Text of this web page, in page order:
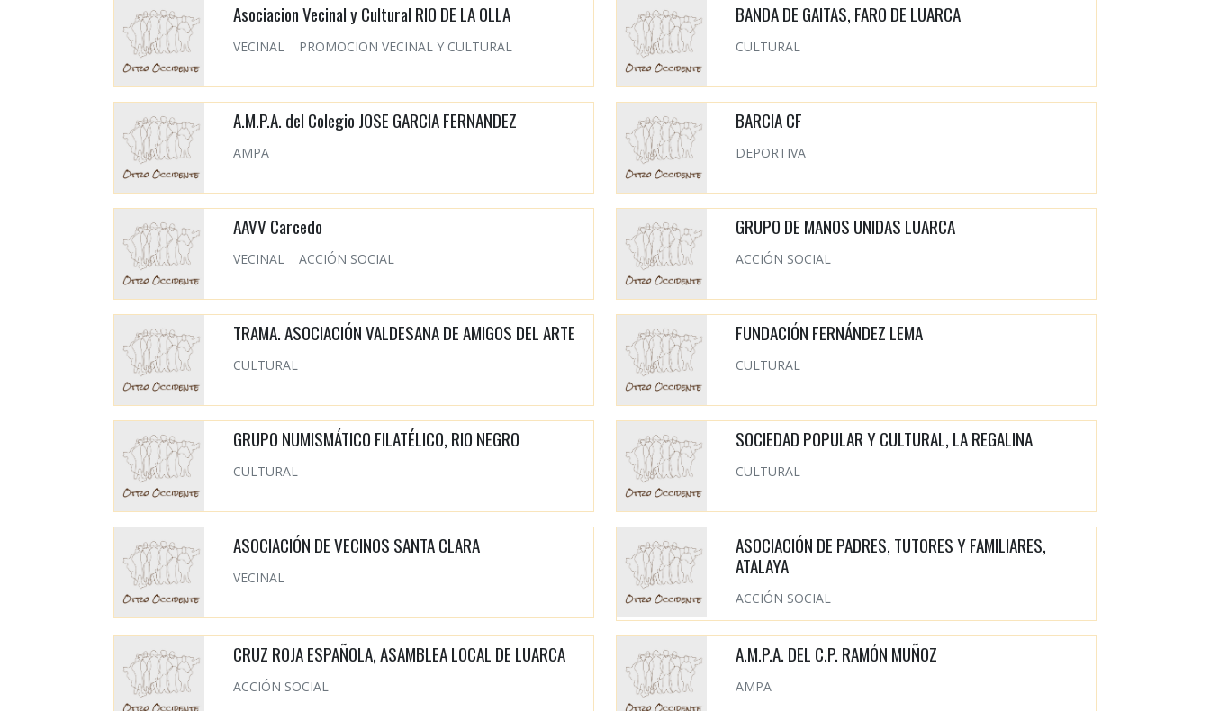
Asociacion Vecinal y Cultural RIO DE LA OLLA
VECINAL PROMOCION VECINAL Y CULTURAL
BANDA DE GAITAS, FARO DE LUARCA
CULTURAL
A.M.P.A. del Colegio JOSE GARCIA FERNANDEZ
AMPA
BARCIA CF
DEPORTIVA
AAVV Carcedo
VECINAL ACCIÓN SOCIAL
GRUPO DE MANOS UNIDAS LUARCA
ACCIÓN SOCIAL
TRAMA. ASOCIACIÓN VALDESANA DE AMIGOS DEL ARTE
CULTURAL
FUNDACIÓN FERNÁNDEZ LEMA
CULTURAL
GRUPO NUMISMÁTICO FILATÉLICO, RIO NEGRO
CULTURAL
SOCIEDAD POPULAR Y CULTURAL, LA REGALINA
CULTURAL
ASOCIACIÓN DE VECINOS SANTA CLARA
VECINAL
ASOCIACIÓN DE PADRES, TUTORES Y FAMILIARES,
ATALAYA
ACCIÓN SOCIAL
CRUZ ROJA ESPAÑOLA, ASAMBLEA LOCAL DE LUARCA
ACCIÓN SOCIAL
A.M.P.A. DEL C.P. RAMÓN MUÑOZ
AMPA